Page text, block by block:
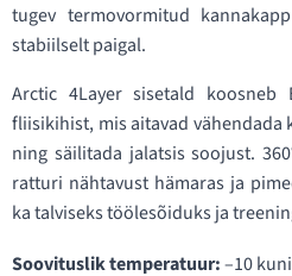
tugev termovormitud
stabiilselt paigal.
Arctic 4Layer sisetald koosneb
fliisikihist, mis aitavad
ning säilitada jalatsis soojust.
ratturi nähtavust hämaras ja
ka talviseks töölesõiduks ja
Soovituslik temperatuur:–10 kuni